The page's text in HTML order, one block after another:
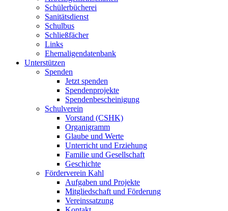
Schülerbücherei
Sanitätsdienst
Schulbus
Schließfächer
Links
Ehemaligendatenbank
Unterstützen
Spenden
Jetzt spenden
Spendenprojekte
Spendenbescheinigung
Schulverein
Vorstand (CSHK)
Organigramm
Glaube und Werte
Unterricht und Erziehung
Familie und Gesellschaft
Geschichte
Förderverein Kahl
Aufgaben und Projekte
Mitgliedschaft und Förderung
Vereinssatzung